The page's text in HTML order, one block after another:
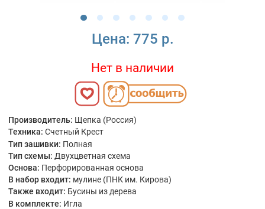
Цена: 775 р.
Нет в наличии
Производитель: Щепка (Россия)
Техника: Счетный Крест
Тип зашивки: Полная
Тип схемы: Двухцветная схема
Основа: Перфорированная основа
В набор входит: мулине (ПНК им. Кирова)
Также входит: Бусины из дерева
В комплекте: Игла